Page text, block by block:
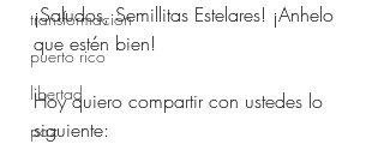
transformación
puerto rico
libertad
paz
¡Saludos, Semillitas Estelares! ¡Anhelo
que estén bien!
Hoy quiero compartir con ustedes lo
siguiente: